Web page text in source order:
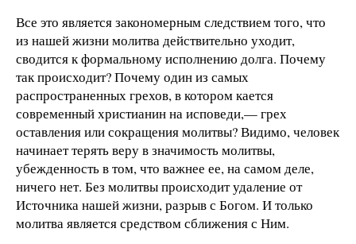
Все это является закономерным следствием того, что
из нашей жизни молитва действительно уходит,
сводится к формальному исполнению долга. Почему
так происходит? Почему один из самых
распространенных грехов, в котором кается
современный христианин на исповеди,— грех
оставления или сокращения молитвы? Видимо, человек
начинает терять веру в значимость молитвы,
убежденность в том, что важнее ее, на самом деле,
ничего нет. Без молитвы происходит удаление от
Источника нашей жизни, разрыв с Богом. И только
молитва является средством сближения с Ним.